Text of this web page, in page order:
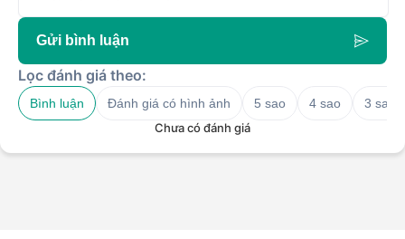
Gửi bình luận
Lọc đánh giá theo:
Bình luận Đánh giá có hình ảnh 5 sao 4 sao
3 sao
Chưa có đánh giá